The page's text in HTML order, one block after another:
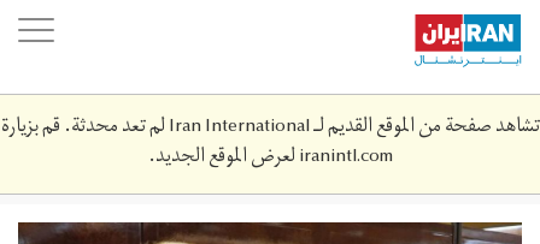
Skip
main
content
تشاهد صفحة من الموقع القديم لـ Iran International لم تعد محدثة. قم بزيارة
iranintl.comلعرض الموقع الجديد.